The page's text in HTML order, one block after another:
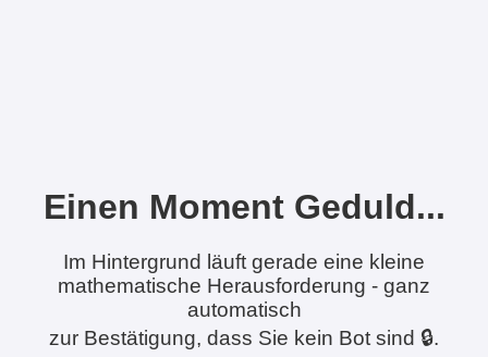
Einen Moment Geduld...
Im Hintergrund läuft gerade eine kleine
mathematische Herausforderung - ganz
automatisch
zur Bestätigung, dass Sie kein Bot sind 🔒.